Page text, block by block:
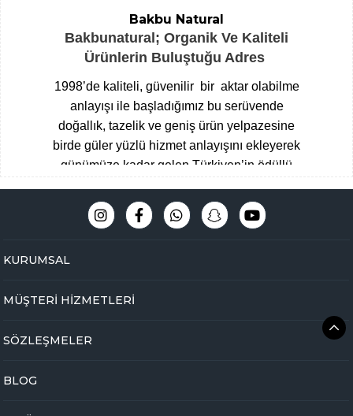
Bakbu Natural
Bakbunatural; Organik Ve Kaliteli
Ürünlerin Buluştuğu Adres
1998’de kaliteli, güvenilir bir aktar olabilme
anlayışı ile başladığımız bu serüvende
doğallık, tazelik ve geniş ürün yelpazesine
birde güler yüzlü hizmet anlayışını ekleyerek
günümüze kadar gelen Türkiyen’in ödüllü
Baharatçısı, şimdide Bakbunatural ailesi
olarak online mağazamız ile hizmet
odaklı,eğitimli ve tecrübeli uzman kadromuz
planda tutarak Çengelköy mağazamızda
bakbunatural.com güvencesi ile devam
KURUMSAL
MÜŞTERİ HİZMETLERİ
SÖZLEŞMELER
BLOG